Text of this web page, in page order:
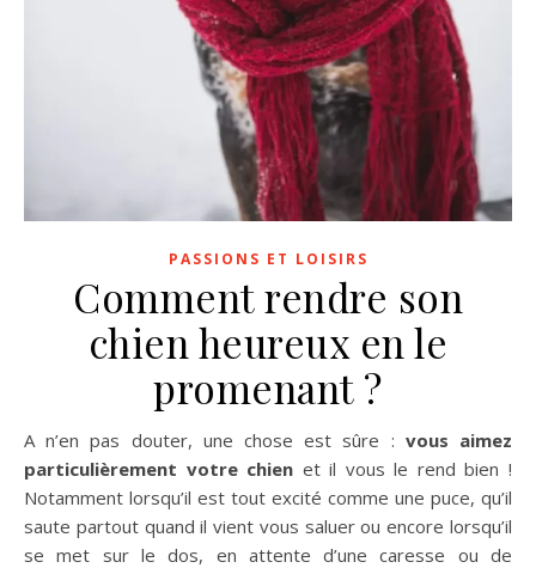
PASSIONS ET LOISIRS
Comment rendre son
chien heureux en le
promenant ?
A n’en pas douter, une chose est sûre : vous aimez
particulièrement votre chien et il vous le rend bien !
Notamment lorsqu’il est tout excité comme une puce, qu’il
saute partout quand il vient vous saluer ou encore lorsqu’il
se met sur le dos, en attente d’une caresse ou de